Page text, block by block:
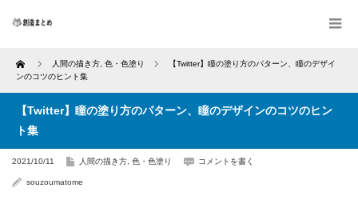
Home 人間の描き方 色・色塗り
【Twitter】瞳の塗り方のパターン、瞳のデザイ
ンのコツのヒント集
【Twitter】瞳の塗り方のパターン、瞳のデザインのコツのヒン
ト集
2021/10/11 人間の描き方 色・色塗り コメントを書く
souzoumatome